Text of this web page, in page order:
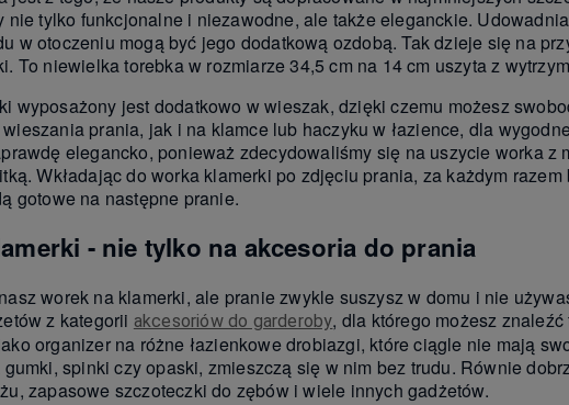
nie tylko funkcjonalne i niezawodne, ale także eleganckie.
w otoczeniu mogą być jego dodatkową ozdobą. Tak dzieje się na
To niewielka torebka w rozmiarze 34,5 cm na 14 cm uszyta z
wyposażony jest dodatkowo w wieszak, dzięki czemu możesz
prania, jak i na klamce lub haczyku w łazience, dla
elegancko, ponieważ zdecydowaliśmy się na uszycie worka z
Wkładając do worka klamerki po zdjęciu prania, za każdym
gotowe na następne pranie.
- nie tylko na akcesoria do prania
worek na klamerki, ale pranie zwykle suszysz w domu i nie
z kategorii akcesoriów do garderoby, dla którego możesz
organizer na różne łazienkowe drobiazgi, które ciągle nie mają
gumki, spinki czy opaski, zmieszczą się w nim bez trudu. Równie
zapasowe szczoteczki do zębów i wiele innych gadżetów.